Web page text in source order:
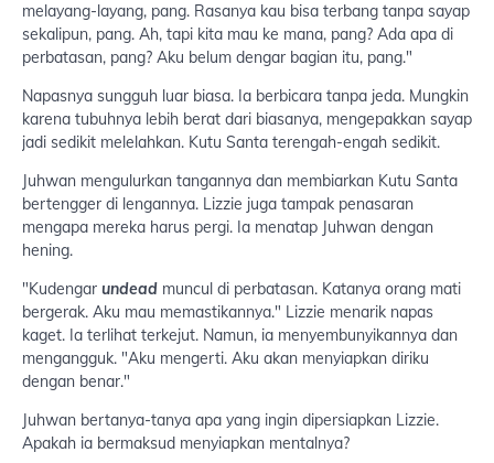
melayang-layang, pang. Rasanya kau bisa terbang tanpa sayap
sekalipun, pang. Ah, tapi kita mau ke mana, pang? Ada apa di
perbatasan, pang? Aku belum dengar bagian itu, pang."
Napasnya sungguh luar biasa. Ia berbicara tanpa jeda. Mungkin
karena tubuhnya lebih berat dari biasanya, mengepakkan sayap
jadi sedikit melelahkan. Kutu Santa terengah-engah sedikit.
Juhwan mengulurkan tangannya dan membiarkan Kutu Santa
bertengger di lengannya. Lizzie juga tampak penasaran
mengapa mereka harus pergi. Ia menatap Juhwan dengan
hening.
"Kudengar undead muncul di perbatasan. Katanya orang mati
bergerak. Aku mau memastikannya." Lizzie menarik napas
kaget. Ia terlihat terkejut. Namun, ia menyembunyikannya dan
mengangguk. "Aku mengerti. Aku akan menyiapkan diriku
dengan benar."
Juhwan bertanya-tanya apa yang ingin dipersiapkan Lizzie.
Apakah ia bermaksud menyiapkan mentalnya?